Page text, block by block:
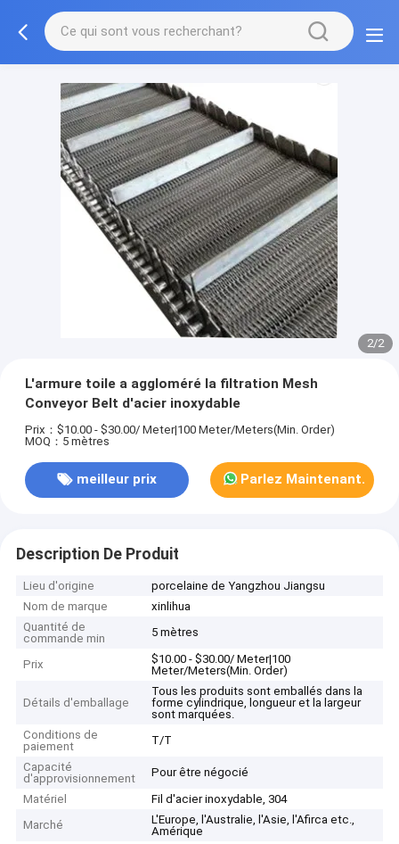
2/2
L'armure toile a aggloméré la filtration Mesh
Conveyor Belt d'acier inoxydable
Prix：$10.00 - $30.00/ Meter|100 Meter/Meters(Min. Order)
MOQ：5 mètres
meilleur prix Parlez Maintenant.
Description De Produit
Lieu d'origine
porcelaine de Yangzhou Jiangsu
Nom de marque
xinlihua
Quantité de
commande min
5 mètres
Prix
$10.00 - $30.00/ Meter|100
Meter/Meters(Min. Order)
Détails d'emballage
Tous les produits sont emballés dans la
forme cylindrique, longueur et la largeur
sont marquées.
Conditions de
paiement
T/T
Capacité
d'approvisionnement
Pour être négocié
Matériel
Fil d'acier inoxydable, 304
Marché
L'Europe, l'Australie, l'Asie, l'Afirca etc.,
Amérique